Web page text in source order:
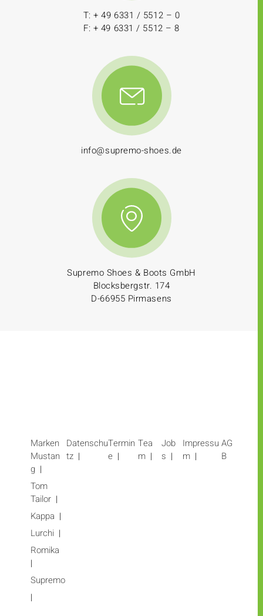
T: + 49 6331 / 5512 – 0
F: + 49 6331 / 5512 – 8
info@supremo-shoes.de
Supremo Shoes & Boots GmbH
Blocksbergstr. 174
D-66955 Pirmasens
Marken
Mustan
g
Tom
Tailor
Kappa
Lurchi
Romika
Supremo
Datenschu
tz
Termin
e
Tea
m
Job
s
Impressu
m
AG
B